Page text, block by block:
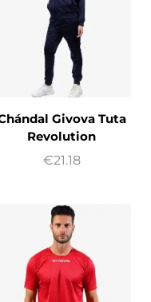
Givova Tuta
Revolution
€21.18